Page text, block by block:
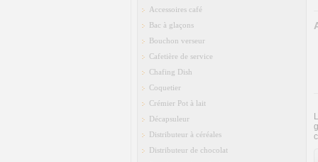
Accessoires café
Bac à glaçons
Bouchon verseur
Cafetière de service
Chafing Dish
Coquetier
Crémier Pot à lait
Décapsuleur
Distributeur à céréales
Distributeur de chocolat